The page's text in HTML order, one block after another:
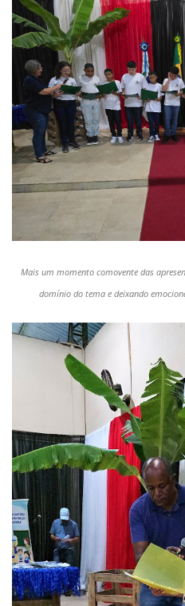
Mais um momento comovente das
domínio do tema e deixando